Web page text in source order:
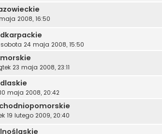
2008, 16:50
sobota 24 maja 2008, 15:50
23 maja 2008, 23:11
maja 2008, 20:42
19 lutego 2009, 20:40